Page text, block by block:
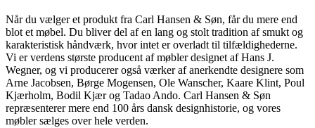
Når du vælger et produkt fra Carl Hansen & Søn, får du mere end
blot et møbel. Du bliver del af en lang og stolt tradition af smukt og
karakteristisk håndværk, hvor intet er overladt til tilfældighederne.
Vi er verdens største producent af møbler designet af Hans J.
Wegner, og vi producerer også værker af anerkendte designere som
Arne Jacobsen, Børge Mogensen, Ole Wanscher, Kaare Klint, Poul
Kjærholm, Bodil Kjær og Tadao Ando. Carl Hansen & Søn
repræsenterer mere end 100 års dansk designhistorie, og vores
møbler sælges over hele verden.